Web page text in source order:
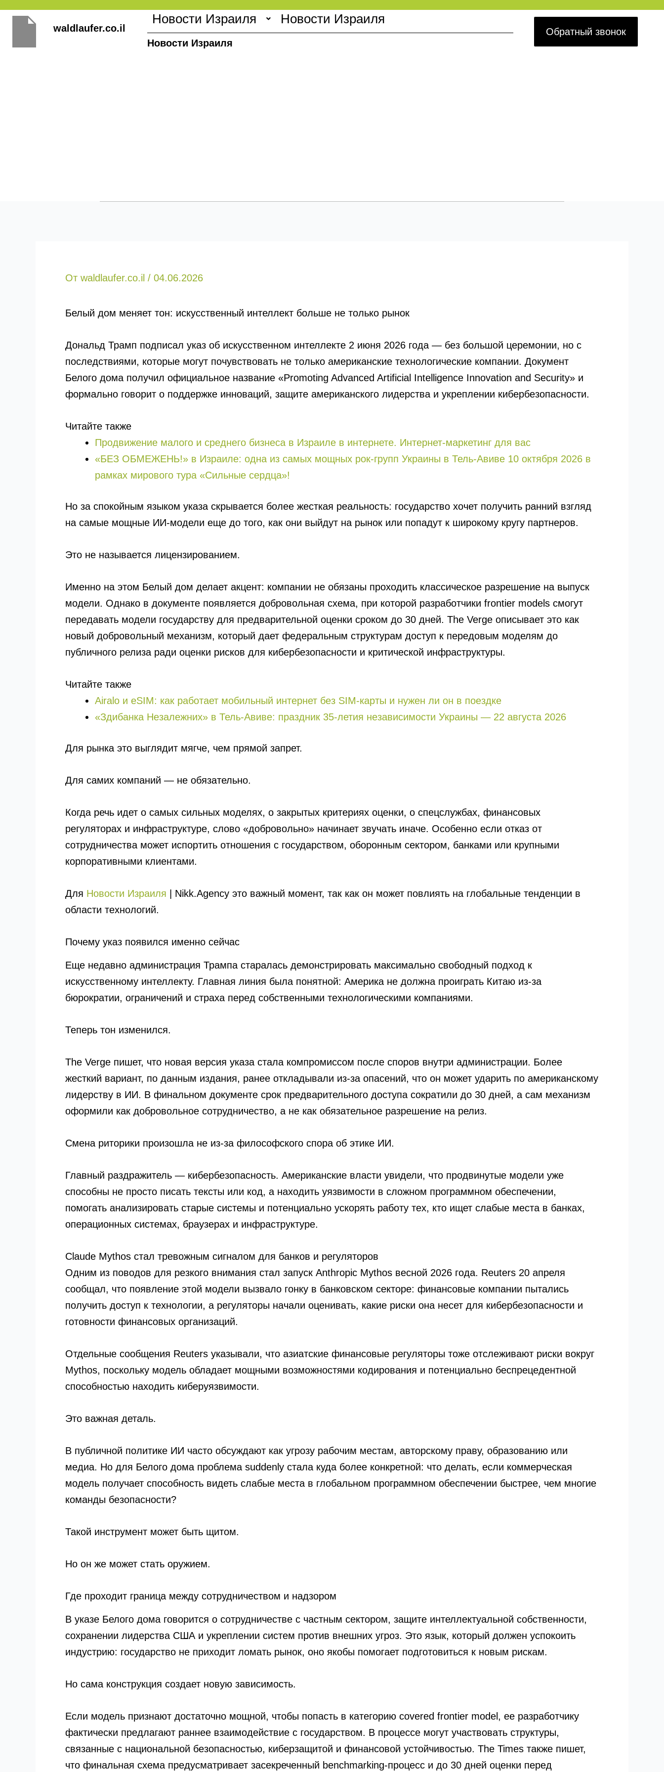
Перейти
waldlaufer.co.il
Новости Израиля Новости Израиля
Новости Израиля
Обратный звонок
От waldlaufer.co.il / 04.06.2026
Белый дом меняет тон: искусственный интеллект больше не только рынок
Дональд Трамп подписал указ об искусственном интеллекте 2 июня 2026 года — без большой церемонии, но с
последствиями, которые могут почувствовать не только американские технологические компании. Документ
Белого дома получил официальное название «Promoting Advanced Artificial Intelligence Innovation and Security» и
формально говорит о поддержке инноваций, защите американского лидерства и укреплении кибербезопасности.
Читайте также
Продвижение малого и среднего бизнеса в Израиле в интернете. Интернет-маркетинг для вас
«БЕЗ ОБМЕЖЕНЬ!» в Израиле: одна из самых мощных рок-групп Украины в Тель-Авиве 10 октября 2026 в
рамках мирового тура «Сильные сердца»!
Но за спокойным языком указа скрывается более жесткая реальность: государство хочет получить ранний взгляд
на самые мощные ИИ-модели еще до того, как они выйдут на рынок или попадут к широкому кругу партнеров.
Это не называется лицензированием.
Именно на этом Белый дом делает акцент: компании не обязаны проходить классическое разрешение на выпуск
модели. Однако в документе появляется добровольная схема, при которой разработчики frontier models смогут
передавать модели государству для предварительной оценки сроком до 30 дней. The Verge описывает это как
новый добровольный механизм, который дает федеральным структурам доступ к передовым моделям до
публичного релиза ради оценки рисков для кибербезопасности и критической инфраструктуры.
Читайте также
Airalo и eSIM: как работает мобильный интернет без SIM-карты и нужен ли он в поездке
«Здибанка Незалежних» в Тель-Авиве: праздник 35-летия независимости Украины — 22 августа 2026
Для рынка это выглядит мягче, чем прямой запрет.
Для самих компаний — не обязательно.
Когда речь идет о самых сильных моделях, о закрытых критериях оценки, о спецслужбах, финансовых
регуляторах и инфраструктуре, слово «добровольно» начинает звучать иначе. Особенно если отказ от
сотрудничества может испортить отношения с государством, оборонным сектором, банками или крупными
корпоративными клиентами.
Для Новости Израиля | Nikk.Agency это важный момент, так как он может повлиять на глобальные тенденции в
области технологий.
Почему указ появился именно сейчас
Еще недавно администрация Трампа старалась демонстрировать максимально свободный подход к
искусственному интеллекту. Главная линия была понятной: Америка не должна проиграть Китаю из-за
бюрократии, ограничений и страха перед собственными технологическими компаниями.
Теперь тон изменился.
The Verge пишет, что новая версия указа стала компромиссом после споров внутри администрации. Более
жесткий вариант, по данным издания, ранее откладывали из-за опасений, что он может ударить по американскому
лидерству в ИИ. В финальном документе срок предварительного доступа сократили до 30 дней, а сам механизм
оформили как добровольное сотрудничество, а не как обязательное разрешение на релиз.
Смена риторики произошла не из-за философского спора об этике ИИ.
Главный раздражитель — кибербезопасность. Американские власти увидели, что продвинутые модели уже
способны не просто писать тексты или код, а находить уязвимости в сложном программном обеспечении,
помогать анализировать старые системы и потенциально ускорять работу тех, кто ищет слабые места в банках,
операционных системах, браузерах и инфраструктуре.
Claude Mythos стал тревожным сигналом для банков и регуляторов
Одним из поводов для резкого внимания стал запуск Anthropic Mythos весной 2026 года. Reuters 20 апреля
сообщал, что появление этой модели вызвало гонку в банковском секторе: финансовые компании пытались
получить доступ к технологии, а регуляторы начали оценивать, какие риски она несет для кибербезопасности и
готовности финансовых организаций.
Отдельные сообщения Reuters указывали, что азиатские финансовые регуляторы тоже отслеживают риски вокруг
Mythos, поскольку модель обладает мощными возможностями кодирования и потенциально беспрецедентной
способностью находить киберуязвимости.
Это важная деталь.
В публичной политике ИИ часто обсуждают как угрозу рабочим местам, авторскому праву, образованию или
медиа. Но для Белого дома проблема suddenly стала куда более конкретной: что делать, если коммерческая
модель получает способность видеть слабые места в глобальном программном обеспечении быстрее, чем многие
команды безопасности?
Такой инструмент может быть щитом.
Но он же может стать оружием.
Где проходит граница между сотрудничеством и надзором
В указе Белого дома говорится о сотрудничестве с частным сектором, защите интеллектуальной собственности,
сохранении лидерства США и укреплении систем против внешних угроз. Это язык, который должен успокоить
индустрию: государство не приходит ломать рынок, оно якобы помогает подготовиться к новым рискам.
Но сама конструкция создает новую зависимость.
Если модель признают достаточно мощной, чтобы попасть в категорию covered frontier model, ее разработчику
фактически предлагают раннее взаимодействие с государством. В процессе могут участвовать структуры,
связанные с национальной безопасностью, киберзащитой и финансовой устойчивостью. The Times также пишет,
что финальная схема предусматривает засекреченный benchmarking-процесс и до 30 дней оценки перед